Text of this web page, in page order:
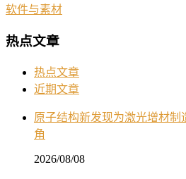
软件与素材
热点文章
热点文章
近期文章
原子结构新发现为激光增材
角
2026/08/08